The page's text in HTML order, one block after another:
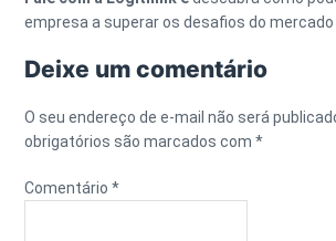
empresa a superar os desafios do mercado
Deixe um comentário
O seu endereço de e-mail não será
obrigatórios são marcados com*
Comentário*